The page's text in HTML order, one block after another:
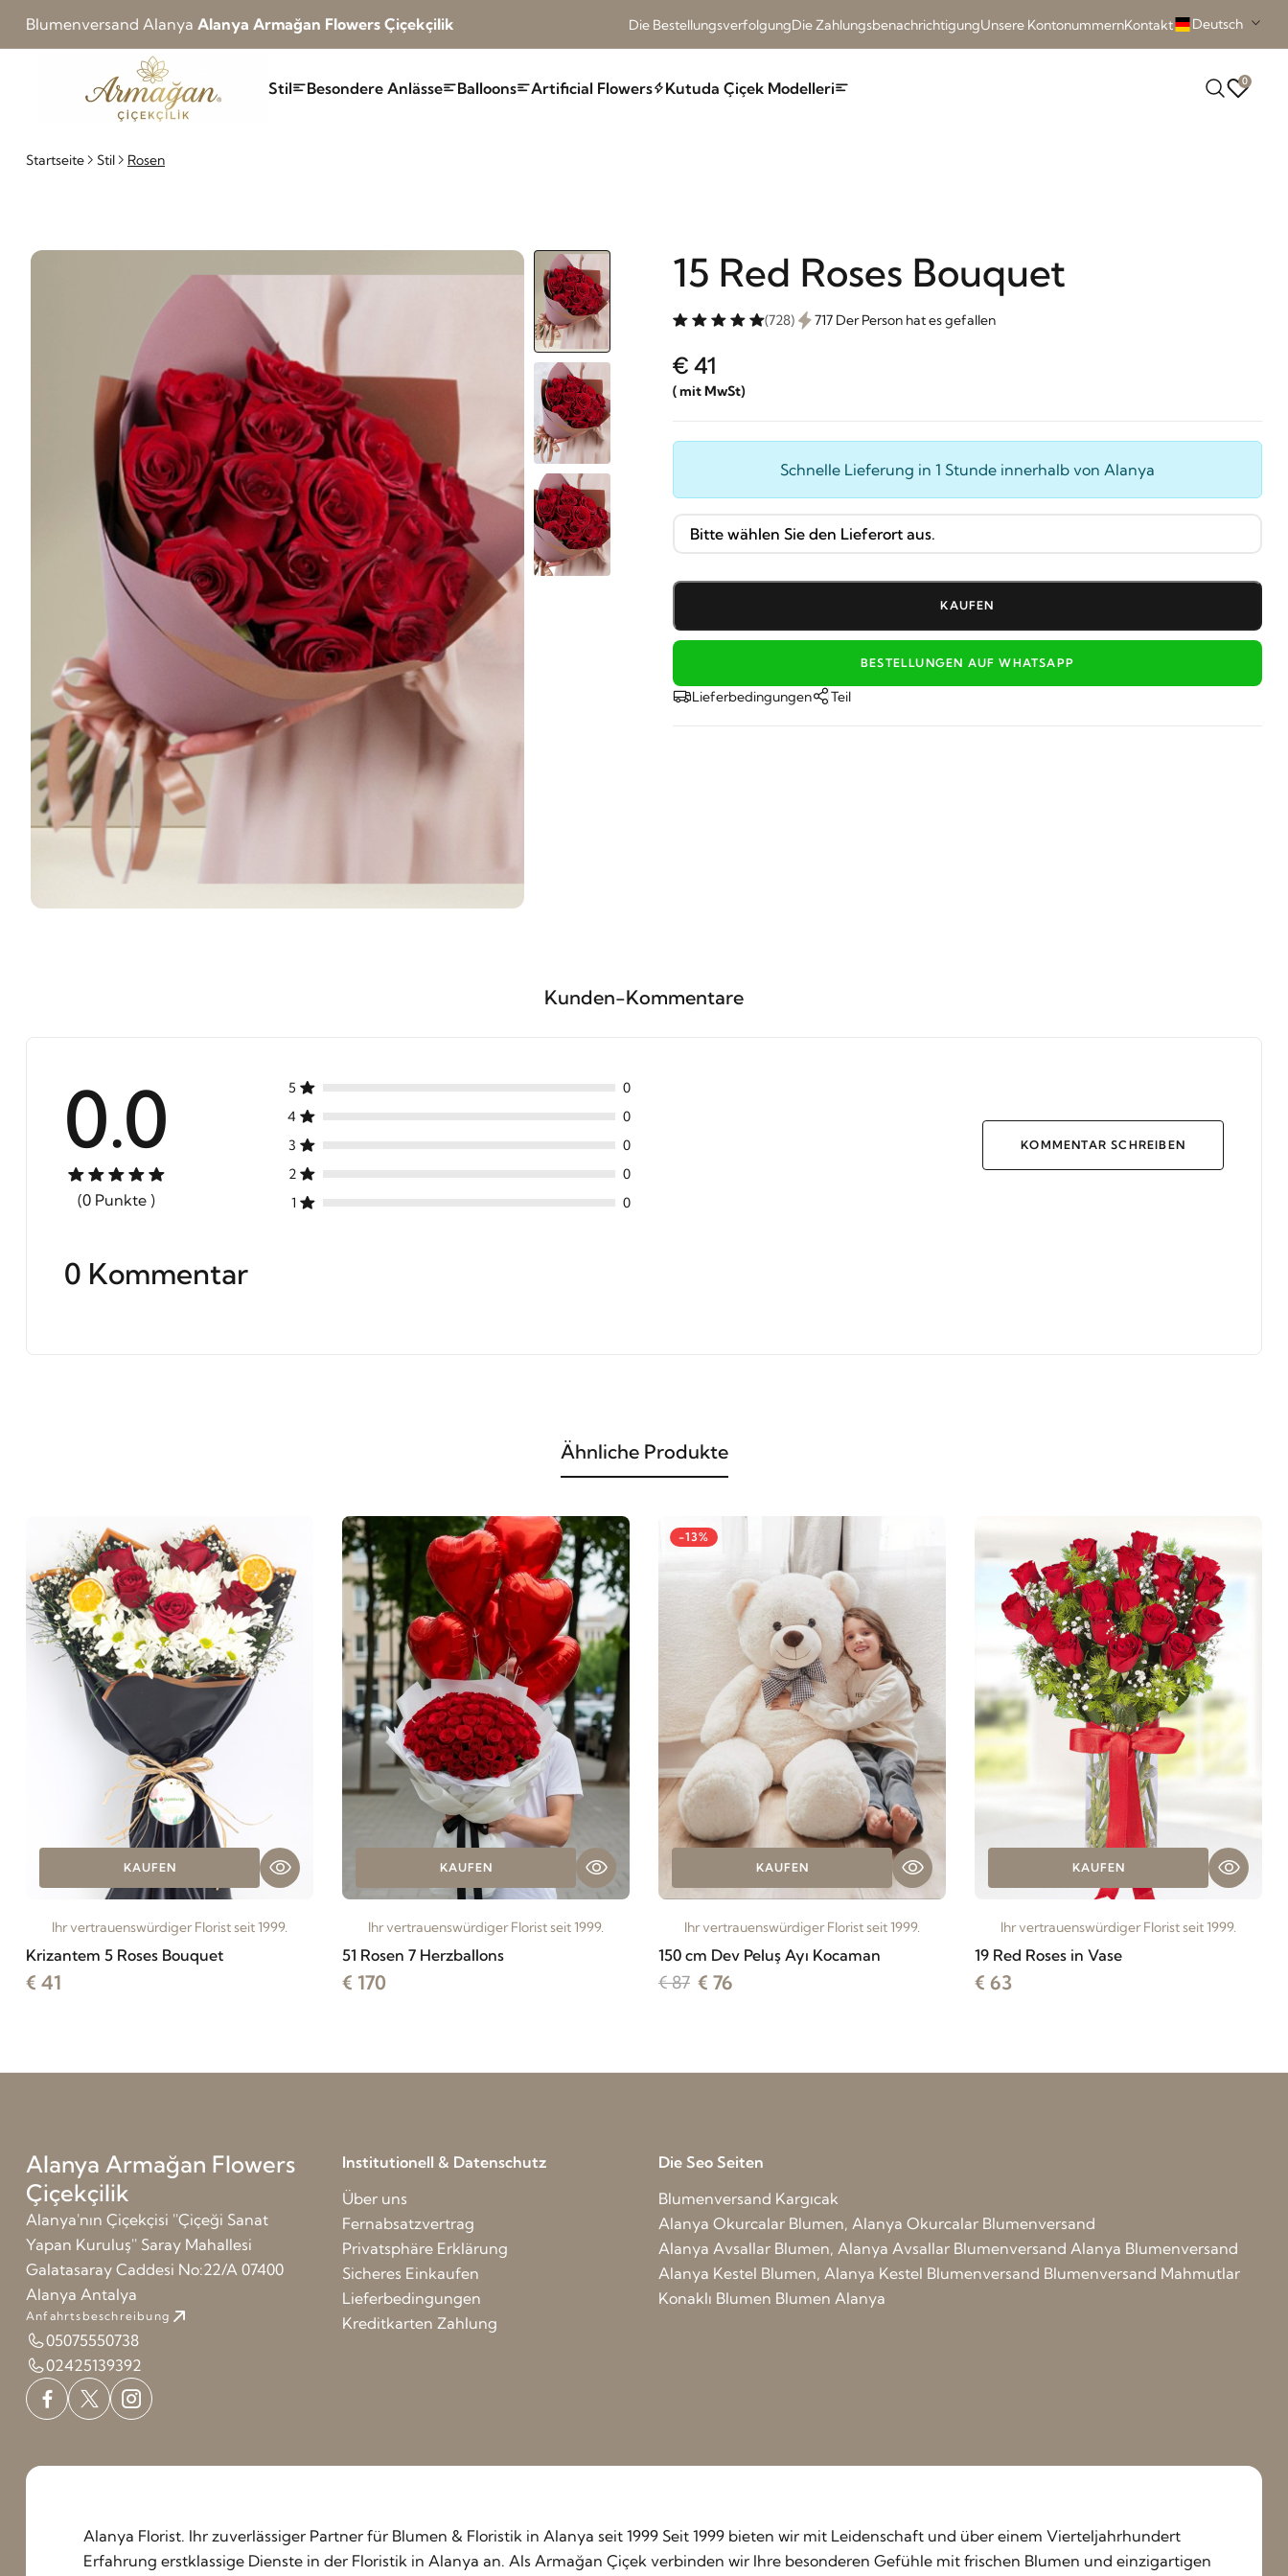
Blumenversand Alanya Alanya Armağan Flowers Çiçekçilik Die BestellungsverfolgungDie ZahlungsbenachrichtigungUnsere KontonummernKontakt Deutsch
Stil Besondere Anlässe Balloons Artificial Flowers Kutuda Çiçek Modelleri 0
Startseite Stil Rosen
15 Red Roses Bouquet
(728) 717 Der Person hat es gefallen
€ 41
( mit MwSt)
Schnelle Lieferung in 1 Stunde innerhalb von Alanya
KAUFEN
BESTELLUNGEN AUF WHATSAPP
Lieferbedingungen Teil
Kunden-Kommentare
0.0
(0 Punkte )
5
0
4
0
3
0
2
0
1
0
KOMMENTAR SCHREIBEN
0 Kommentar
Ähnliche Produkte
KAUFEN
Ihr vertrauenswürdiger Florist seit 1999.
Krizantem 5 Roses Bouquet
€ 41
KAUFEN
Ihr vertrauenswürdiger Florist seit 1999.
51 Rosen 7 Herzballons
€ 170
-13%
KAUFEN
Ihr vertrauenswürdiger Florist seit 1999.
150 cm Dev Peluş Ayı Kocaman
€ 87 € 76
KAUFEN
Ihr vertrauenswürdiger Florist seit 1999.
19 Red Roses in Vase
€ 63
Alanya Armağan Flowers
Çiçekçilik
Alanya'nın Çiçekçisi ''Çiçeği Sanat
Yapan Kuruluş'' Saray Mahallesi
Galatasaray Caddesi No:22/A 07400
Alanya Antalya
Anfahrtsbeschreibung
05075550738
02425139392
Institutionell & Datenschutz
Über uns
Fernabsatzvertrag
Privatsphäre Erklärung
Sicheres Einkaufen
Lieferbedingungen
Kreditkarten Zahlung
Die Seo Seiten
Blumenversand Kargıcak
Alanya Okurcalar Blumen, Alanya Okurcalar Blumenversand
Alanya Avsallar Blumen, Alanya Avsallar Blumenversand Alanya Blumenversand
Alanya Kestel Blumen, Alanya Kestel Blumenversand Blumenversand Mahmutlar
Konaklı Blumen Blumen Alanya
Alanya Florist. Ihr zuverlässiger Partner für Blumen & Floristik in Alanya seit 1999 Seit 1999 bieten wir mit Leidenschaft und über einem Vierteljahrhundert
Erfahrung erstklassige Dienste in der Floristik in Alanya an. Als Armağan Çiçek verbinden wir Ihre besonderen Gefühle mit frischen Blumen und einzigartigen